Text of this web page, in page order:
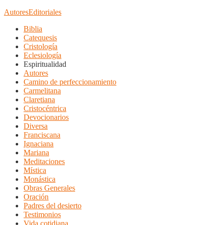
AutoresEditoriales
Biblia
Catequesis
Cristología
Eclesiología
Espiritualidad
Autores
Camino de perfeccionamiento
Carmelitana
Claretiana
Cristocéntrica
Devocionarios
Diversa
Franciscana
Ignaciana
Mariana
Meditaciones
Mística
Monástica
Obras Generales
Oración
Padres del desierto
Testimonios
Vida cotidiana